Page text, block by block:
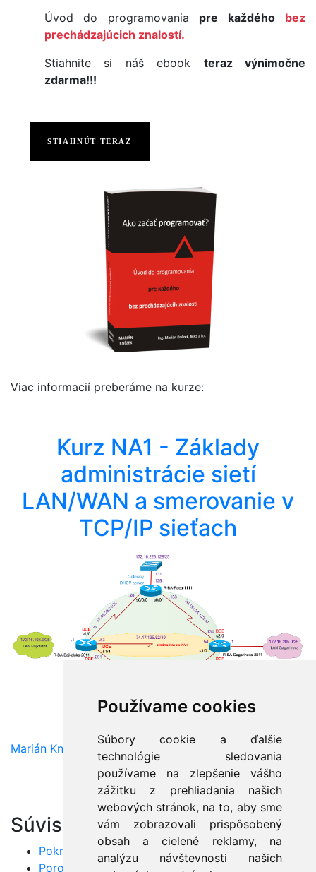
Používame cookies
Súbory cookie a ďalšie
technológie sledovania
používame na zlepšenie vášho
zážitku z prehliadania našich
webových stránok, na to, aby sme
vám zobrazovali prispôsobený
obsah a cielené reklamy, na
analýzu návštevnosti našich
Úvod do programovania pre každého
bez
prechádzajúcich znalostí.
Stiahnite si náš ebook teraz výnimočne
zdarma!!!
STIAHNÚT TERAZ
Viac informacií preberáme na kurze:
Kurz NA1 - Základy
administrácie sietí
LAN/WAN a smerovanie v
TCP/IP sieťach
Marián Knězek
Súvisiace články:
Pokročilé techniky analýzy sieťovej komunikácie
Porovnanie medených a optických sietí v praxi